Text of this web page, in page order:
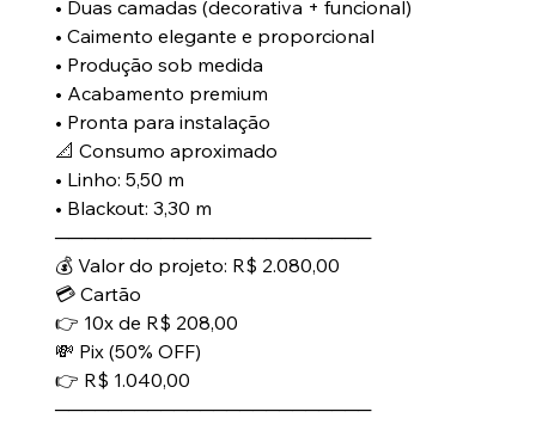
• Duas camadas (decorativa + funcional)
• Caimento elegante e proporcional
• Produção sob medida
• Acabamento premium
• Pronta para instalação
📐 Consumo aproximado
• Linho: 5,50 m
• Blackout: 3,30 m
────────────────────────
💰 Valor do projeto: R$ 2.080,00
💳 Cartão
👉 10x de R$ 208,00
💸 Pix (50% OFF)
👉 R$ 1.040,00
────────────────────────